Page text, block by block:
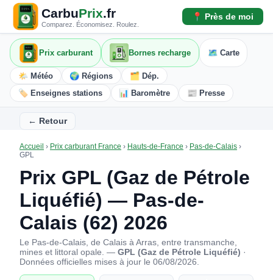
CarbuPrix.fr
Comparez. Économisez. Roulez.
📍 Près de moi
Prix carburant Bornes recharge 🗺️ Carte
🌤️ Météo 🌍 Régions
🗂️ Dép.
🏷️ Enseignes stations
📊 Baromètre 📰 Presse
← Retour
Accueil › Prix carburant France › Hauts-de-France › Pas-de-Calais ›
GPL
Prix GPL (Gaz de Pétrole
Liquéfié) — Pas-de-
Calais (62) 2026
Le Pas-de-Calais, de Calais à Arras, entre transmanche,
mines et littoral opale. — GPL (Gaz de Pétrole Liquéfié) ·
Données officielles mises à jour le 06/08/2026.